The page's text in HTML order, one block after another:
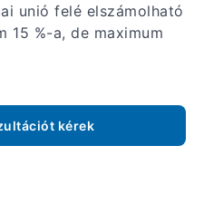
unió felé elszámolható
15 %-a, de maximum
kérek